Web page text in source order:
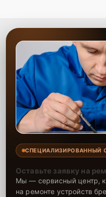
СПЕЦИАЛИЗИРОВАННЫЙ
Оставьте заявку на
Мы — сервисный центр,
на ремонте устройств